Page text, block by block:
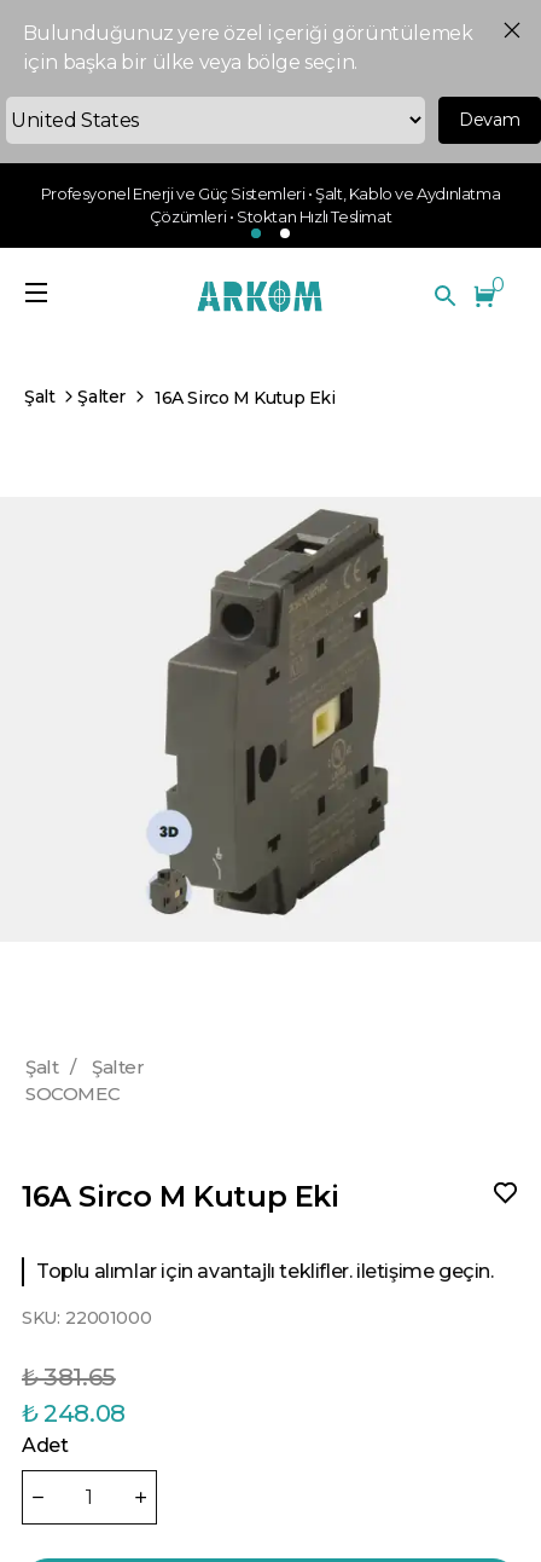
Bulunduğunuz yere özel içeriği görüntülemek
için başka bir ülke veya bölge seçin.
Devam
Profesyonel Enerji ve Güç Sistemleri • Şalt, Kablo ve Aydınlatma
Çözümleri • Stoktan Hızlı Teslimat
0
Şalt Şalter 16A Sirco M Kutup Eki
Şalt /
Şalter
SOCOMEC
16A Sirco M Kutup Eki
Toplu alımlar için avantajlı teklifler. iletişime geçin.
SKU: 22001000
₺ 381.65
₺ 248.08
Adet